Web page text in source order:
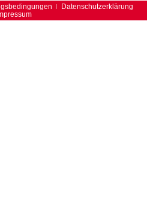
Datenschutzerklärung